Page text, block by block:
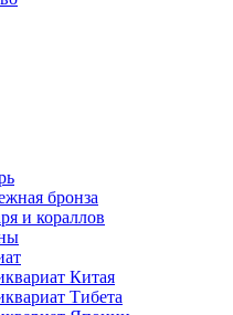
бронза
и кораллов
Китая
Тибета